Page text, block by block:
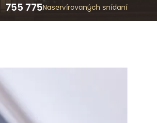
755 775Naservírovaných snídaní